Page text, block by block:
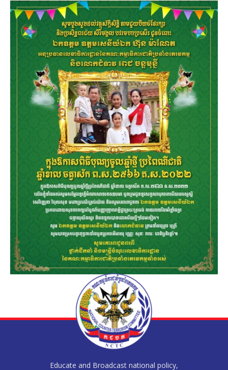
Educate and Broadcast national policy,